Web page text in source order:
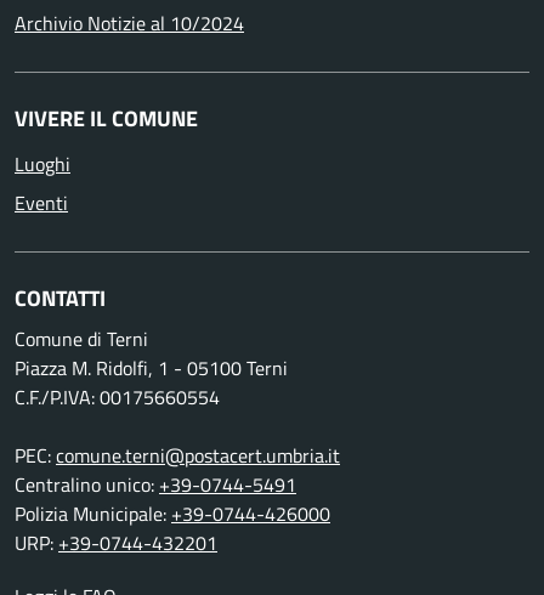
Archivio Notizie al 10/2024
VIVERE IL COMUNE
Luoghi
Eventi
CONTATTI
Comune di Terni
Piazza M. Ridolfi, 1 - 05100 Terni
C.F./P.IVA: 00175660554
PEC:comune.terni@postacert.umbria.it
Centralino unico: +39-0744-5491
Polizia Municipale: +39-0744-426000
URP: +39-0744-432201